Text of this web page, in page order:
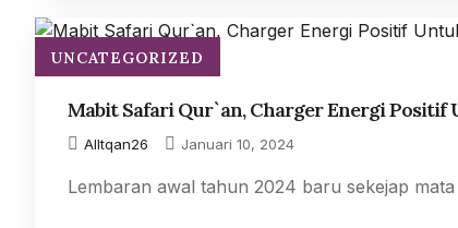
UNCATEGORIZED
Mabit Safari Qur`an, Charger Energi
AlItqan26 Januari 10, 2024
Lembaran awal tahun 2024 baru sekejap